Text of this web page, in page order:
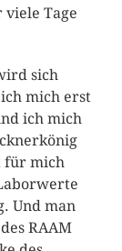
viele Tage
sich
mich erst
ich mich
für mich
Und man
RAAM